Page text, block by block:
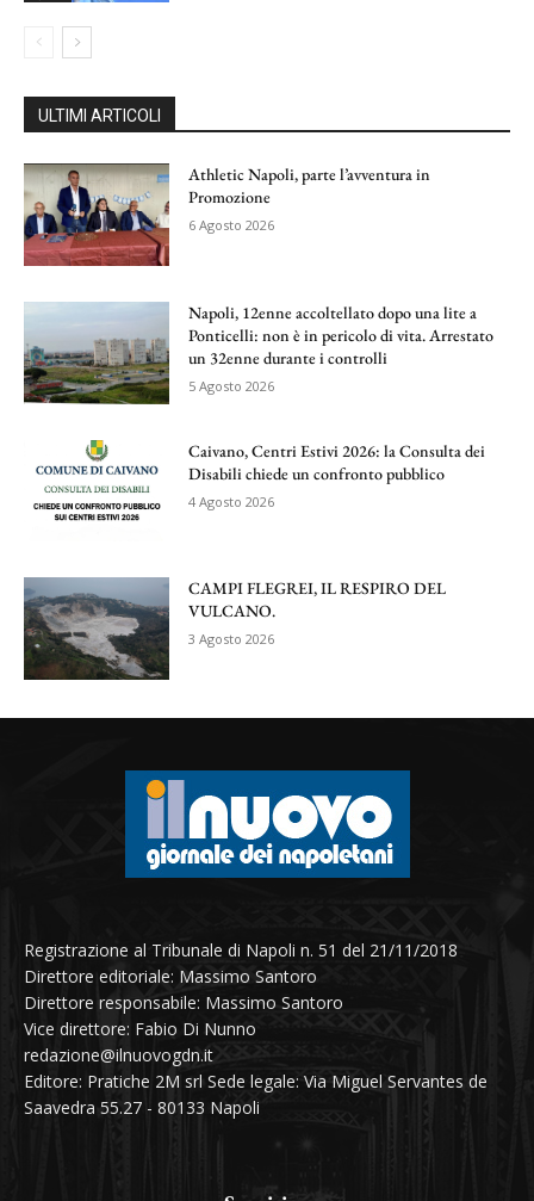
ULTIMI ARTICOLI
Athletic Napoli, parte l’avventura in
Promozione
6 Agosto 2026
Napoli, 12enne accoltellato dopo una lite a
Ponticelli: non è in pericolo di vita. Arrestato
un 32enne durante i controlli
5 Agosto 2026
Caivano, Centri Estivi 2026: la Consulta dei
Disabili chiede un confronto pubblico
4 Agosto 2026
CAMPI FLEGREI, IL RESPIRO DEL
VULCANO.
3 Agosto 2026
Registrazione al Tribunale di Napoli n. 51 del 21/11/2018
Direttore editoriale: Massimo Santoro
Direttore responsabile: Massimo Santoro
Vice direttore: Fabio Di Nunno
redazione@ilnuovogdn.it
Editore: Pratiche 2M srl Sede legale: Via Miguel Servantes de
Saavedra 55.27 - 80133 Napoli